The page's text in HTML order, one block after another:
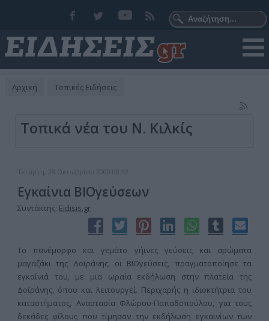
Αρχική Τοπικές Ειδήσεις
Τοπικά νέα του Ν. Κιλκίς
Τετάρτη, 28 Οκτωβρίου 2009 08:32
Εγκαίνια ΒΙΟγεύσεων
Συντάκτης: Eidisis.gr
Το πανέμορφο και γεμάτο γήινες γεύσεις και αρώματα
μαγαζάκι της Δοϊράνης, οι ΒΙΟγεύσεις, πραγματοποίησε τα
εγκαίνιά του, με μια ωραία εκδήλωση στην πλατεία της
Δοϊράνης, όπου και λειτουργεί. Περιχαρής η ιδιοκτήτρια του
καταστήματος, Αναστασία Φλώρου-Παπαδοπούλου, για τους
δεκάδες φίλους που τίμησαν την εκδήλωση εγκαινίων των